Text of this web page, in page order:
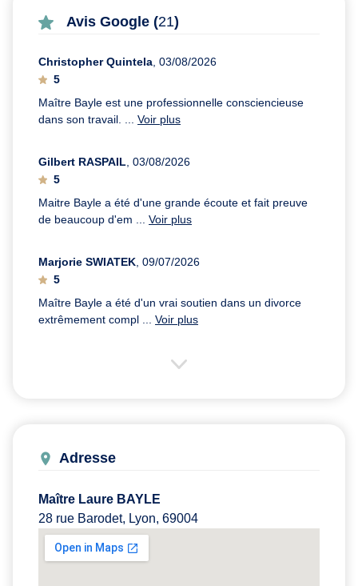
Avis Google (21)
Christopher Quintela, 03/08/2026
5
Maître Bayle est une professionnelle consciencieuse
dans son travail. ... Voir plus
Gilbert RASPAIL, 03/08/2026
5
Maitre Bayle a été d'une grande écoute et fait preuve
de beaucoup d'em ... Voir plus
Marjorie SWIATEK, 09/07/2026
5
Maître Bayle a été d'un vrai soutien dans un divorce
extrêmement compl ... Voir plus
Adresse
Maître Laure BAYLE
28 rue Barodet, Lyon, 69004